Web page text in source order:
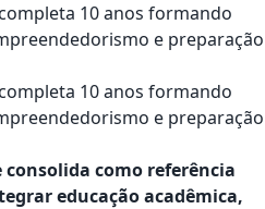
10 anos formando
e preparação
10 anos formando
e preparação
como referência
educação acadêmica,